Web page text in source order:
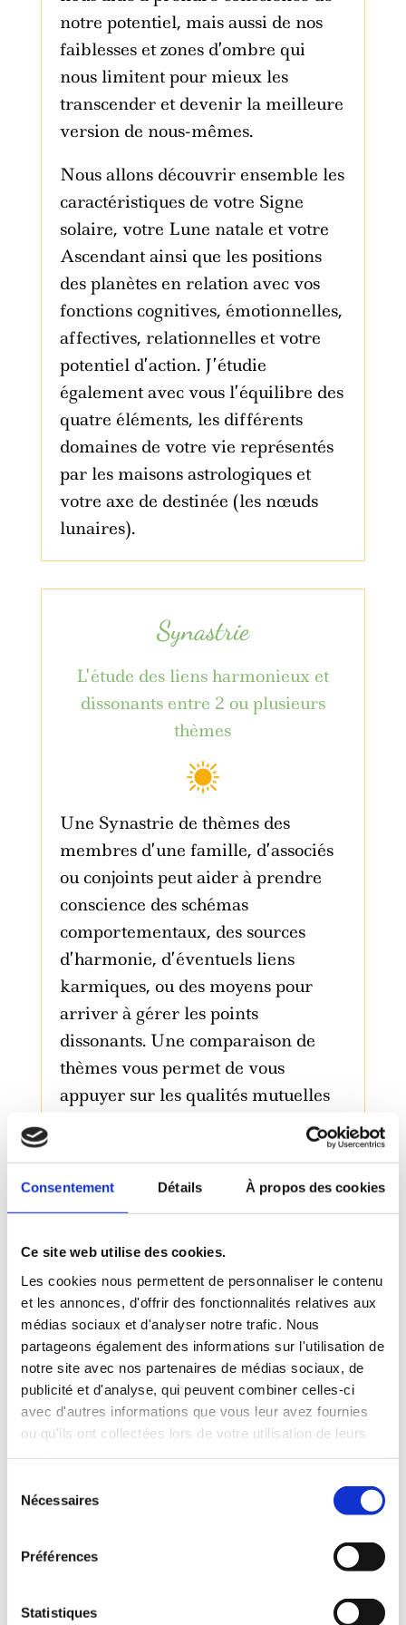
Consentement Détails À propos des cookies
Ce site web utilise des cookies.
Les cookies nous permettent de personnaliser le contenu
et les annonces, d'offrir des fonctionnalités relatives aux
médias sociaux et d'analyser notre trafic. Nous
partageons également des informations sur l'utilisation de
notre site avec nos partenaires de médias sociaux, de
publicité et d'analyse, qui peuvent combiner celles-ci
avec d'autres informations que vous leur avez fournies
ou qu'ils ont collectées lors de votre utilisation de leurs
Nécessaires
Préférences
Statistiques
notre potentiel, mais aussi de nos
faiblesses et zones d’ombre qui
nous limitent pour mieux les
transcender et devenir la meilleure
version de nous-mêmes.
Nous allons découvrir ensemble les
caractéristiques de votre Signe
solaire, votre Lune natale et votre
Ascendant ainsi que les positions
des planètes en relation avec vos
fonctions cognitives, émotionnelles,
affectives, relationnelles et votre
potentiel d’action. J’étudie
également avec vous l’équilibre des
quatre éléments, les différents
domaines de votre vie représentés
par les maisons astrologiques et
votre axe de destinée (les nœuds
lunaires).
Synastrie
L’étude des liens harmonieux et
dissonants entre 2 ou plusieurs
thèmes
Une Synastrie de thèmes des
membres d’une famille, d’associés
ou conjoints peut aider à prendre
conscience des schémas
comportementaux, des sources
d’harmonie, d’éventuels liens
karmiques, ou des moyens pour
arriver à gérer les points
dissonants. Une comparaison de
thèmes vous permet de vous
appuyer sur les qualités mutuelles
plutôt que d’appuyer sur les points
faibles. Ceci élargit notre vision,
notre horizon et nous offre de
Analyse approfondie avec
Transits, Progressions et
Révolution Solaire
carte natale on peut déterminer la «
météo cosmique » actuelle et